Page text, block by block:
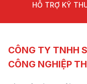
HỖ TRỢ KỸ
CÔNG TY TNHH
CÔNG NGHIỆP